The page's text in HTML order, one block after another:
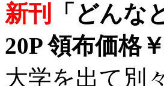
新刊
「どん
20P 領布価格
大学を出て別